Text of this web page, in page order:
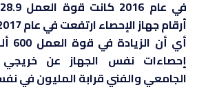
إحصاءات نفس الجهاز عن
الجامعي والفني قرابة المليون في